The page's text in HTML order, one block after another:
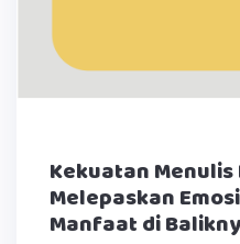
Kekuatan
Melepaskan
Manfaat di